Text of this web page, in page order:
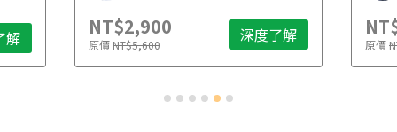
解 NT$2,900
原價NT$5,600 深度了解 原價